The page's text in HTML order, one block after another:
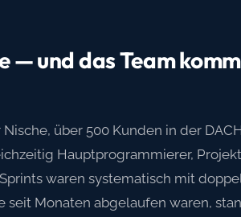
— und das Team
über 500 Kunden in der
Hauptprogrammierer,
waren systematisch mit
seit Monaten abgelaufen waren,